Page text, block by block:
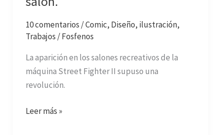
10 comentarios /Comic, Diseño, ilustración,
Trabajos /Fosfenos
La aparición en los salones recreativos de la
máquina Street Fighter II supuso una
revolución.
Leer más »